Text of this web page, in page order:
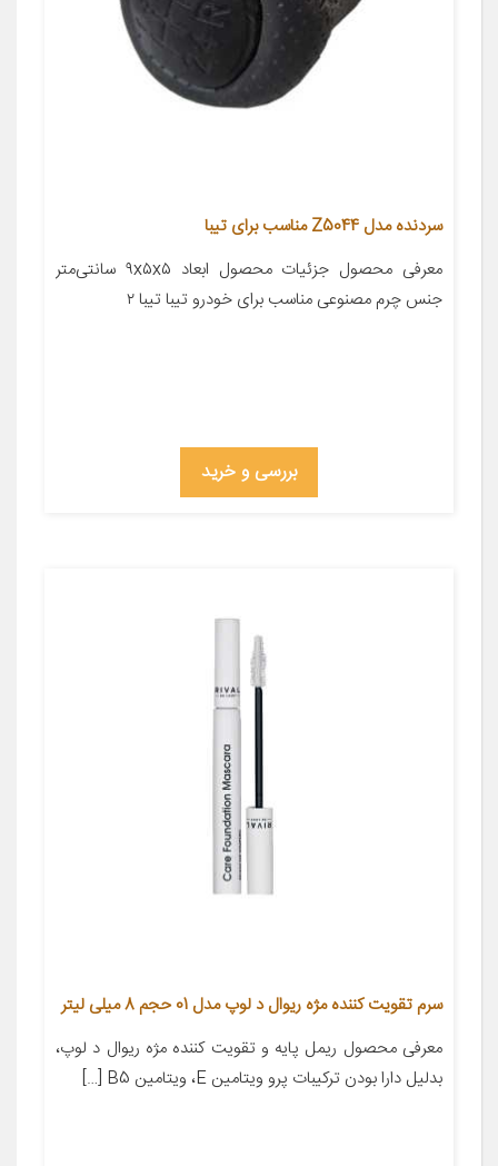
سردنده مدل Z5044 مناسب برای تیبا
معرفی محصول جزئیات محصول ابعاد ۹x۵x۵ سانتی‌متر
جنس چرم مصنوعی مناسب برای خودرو تیبا تیبا ۲
بررسی و خرید
سرم تقویت کننده مژه ریوال د لوپ مدل 01 حجم 8 میلی لیتر
معرفی محصول ریمل پایه و تقویت کننده مژه ریوال د لوپ،
بدلیل دارا بودن ترکیبات پرو ویتامین E، ویتامین B5 […]